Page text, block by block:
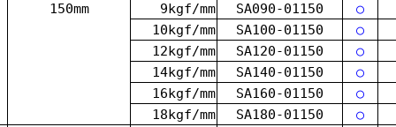
150mm
9kgf/mm
SA090-01150
○
10kgf/mm
SA100-01150
○
12kgf/mm
SA120-01150
○
14kgf/mm
SA140-01150
○
16kgf/mm
SA160-01150
○
18kgf/mm
SA180-01150 ○